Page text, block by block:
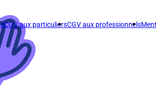
CGV aux particuliersCGV aux professionnels